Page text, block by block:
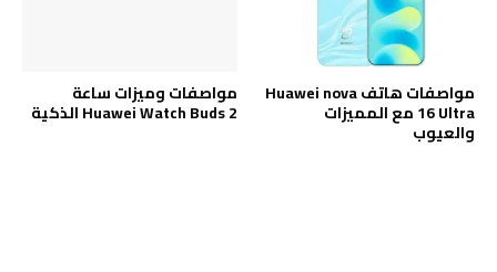
مواصفات هاتف Huawei nova
16 Ultra مع المميزات
والعيوب
مواصفات وميزات ساعة
Huawei Watch Buds 2 الذكية